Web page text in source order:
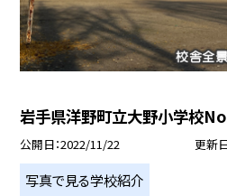
岩手県洋野町立大野小学校
公開日 2022/11/22 更新
写真で見る学校紹介